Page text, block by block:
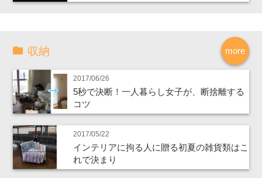
more
収納
2017/06/26
5秒で決断！一人暮らし女子が、断捨離する
コツ
2017/05/22
インテリアに拘る人に贈る初夏の雑貨類はこ
れで決まり